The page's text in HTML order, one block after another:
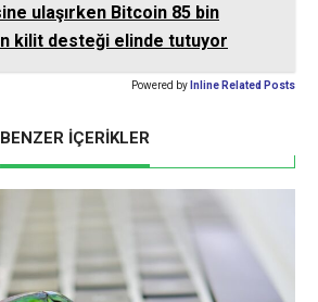
ulaşırken Bitcoin 85 bin
kilit desteği elinde tutuyor
Powered by Inline Related Posts
BENZER İÇERİKLER